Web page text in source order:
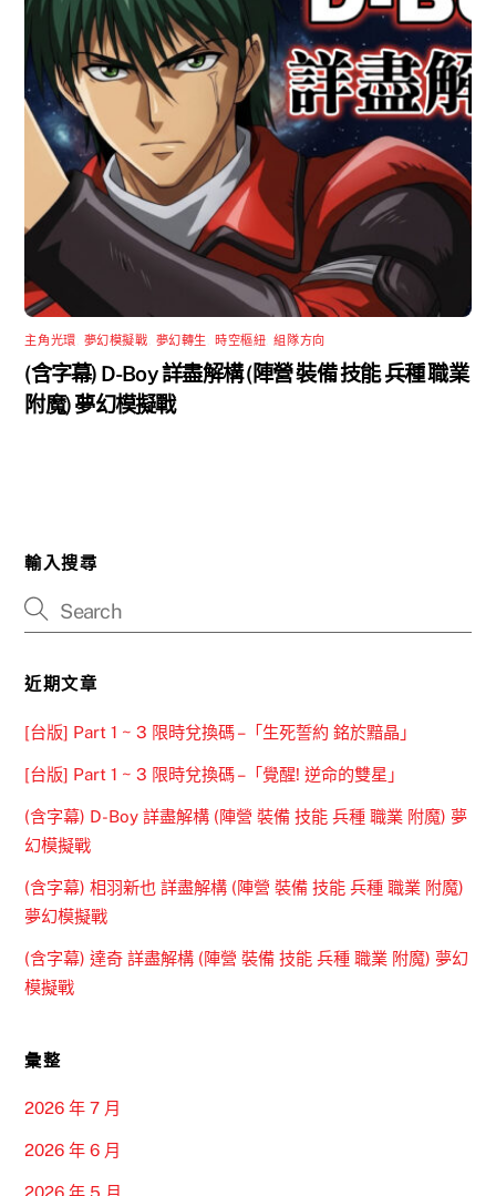
主角光環 夢幻模擬戰 夢幻轉生 時空樞紐 ,組隊方向
(含字幕) D-Boy 詳盡解構 (陣營 裝備 技能 兵種 職業
附魔) 夢幻模擬戰
輸入搜尋
近期文章
[台版] Part 1 ~ 3 限時兌換碼 –「生死誓約 銘於黯晶」
[台版] Part 1 ~ 3 限時兌換碼 –「覺醒! 逆命的雙星」
(含字幕) D-Boy 詳盡解構 (陣營 裝備 技能 兵種 職業 附魔) 夢
幻模擬戰
(含字幕) 相羽新也 詳盡解構 (陣營 裝備 技能 兵種 職業 附魔)
夢幻模擬戰
(含字幕) 達奇 詳盡解構 (陣營 裝備 技能 兵種 職業 附魔) 夢幻
模擬戰
彙整
2026 年 7 月
2026 年 6 月